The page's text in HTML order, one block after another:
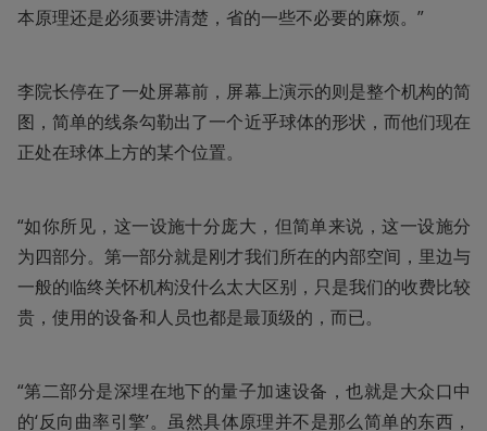
本原理还是必须要讲清楚，省的一些不必要的麻烦。”
李院长停在了一处屏幕前，屏幕上演示的则是整个机构的简
图，简单的线条勾勒出了一个近乎球体的形状，而他们现在
正处在球体上方的某个位置。
“如你所见，这一设施十分庞大，但简单来说，这一设施分
为四部分。第一部分就是刚才我们所在的内部空间，里边与
一般的临终关怀机构没什么太大区别，只是我们的收费比较
贵，使用的设备和人员也都是最顶级的，而已。
“第二部分是深埋在地下的量子加速设备，也就是大众口中
的‘反向曲率引擎’。虽然具体原理并不是那么简单的东西，